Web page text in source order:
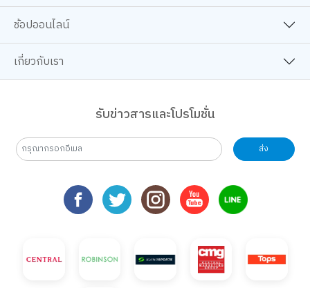
ช้อปออนไลน์
เกี่ยวกับเรา
รับข่าวสารและโปรโมชั่น
ส่ง